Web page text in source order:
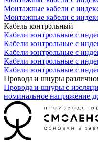
Монтажные кабели с
Монтажные кабели с
Кабель контрольный
Кабели контрольные с
Кабели контрольные с
Кабели контрольные с
Кабели контрольные с
Кабели контрольные с
Провода и шнуры
Провода и шнуры с
номинальное напряжение